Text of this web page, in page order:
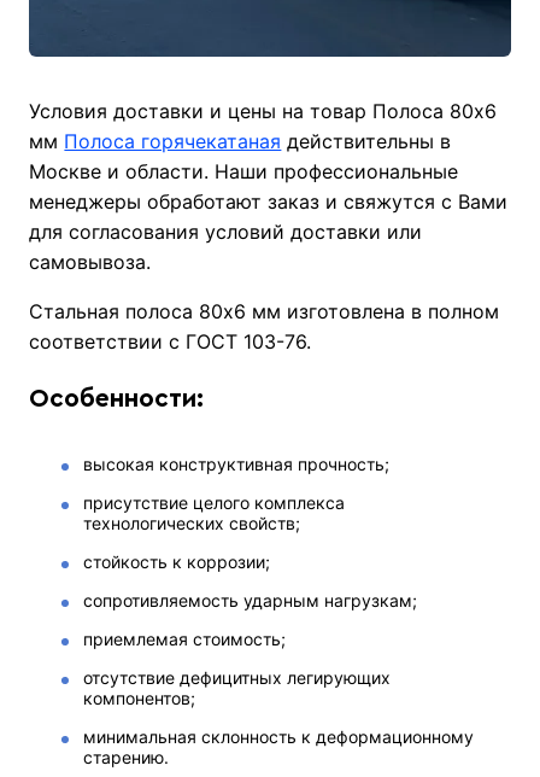
Условия доставки и цены на товар Полоса 80х6
мм Полоса горячекатаная действительны в
Москве и области. Наши профессиональные
менеджеры обработают заказ и свяжутся с Вами
для согласования условий доставки или
самовывоза.
Стальная полоса 80х6 мм изготовлена в полном
соответствии с ГОСТ 103-76.
Особенности:
высокая конструктивная прочность;
присутствие целого комплекса
технологических свойств;
стойкость к коррозии;
сопротивляемость ударным нагрузкам;
приемлемая стоимость;
отсутствие дефицитных легирующих
компонентов;
минимальная склонность к деформационному
старению.